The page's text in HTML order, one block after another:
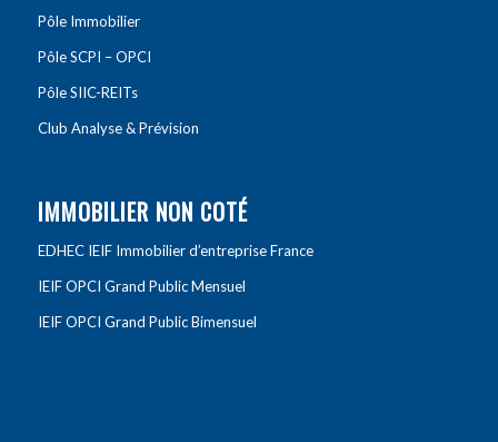
Pôle Immobilier
Pôle SCPI – OPCI
Pôle SIIC-REITs
Club Analyse & Prévision
IMMOBILIER NON COTÉ
EDHEC IEIF Immobilier d’entreprise France
IEIF OPCI Grand Public Mensuel
IEIF OPCI Grand Public Bimensuel